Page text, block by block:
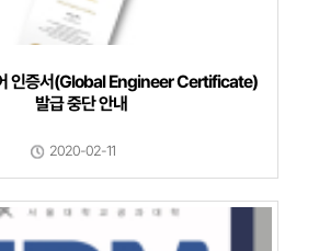
인증서(Global Engineer Certificate)
발급 중단 안내
2020-02-11